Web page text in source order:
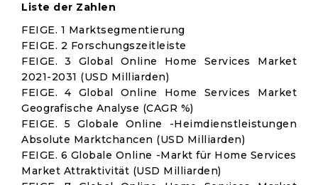
Liste der Zahlen
FEIGE. 1 Marktsegmentierung
FEIGE. 2 Forschungszeitleiste
FEIGE. 3 Global Online Home Services Market
2021-2031 (USD Milliarden)
FEIGE. 4 Global Online Home Services Market
Geografische Analyse (CAGR %)
FEIGE. 5 Globale Online -Heimdienstleistungen
Absolute Marktchancen (USD Milliarden)
FEIGE. 6 Globale Online -Markt für Home Services
Market Attraktivität (USD Milliarden)